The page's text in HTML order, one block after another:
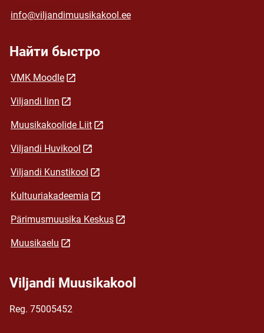
info@viljandimuusikakool.ee
Найти быстро
VMK Moodle
Viljandi linn
Muusikakoolide Liit
Viljandi Huvikool
Viljandi Kunstikool
Kultuuriakadeemia
Pärimusmuusika Keskus
Muusikaelu
Viljandi Muusikakool
Reg. 75005452